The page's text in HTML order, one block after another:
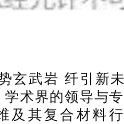
玄武岩 纤引新
学术界的领导与
及其复合材料